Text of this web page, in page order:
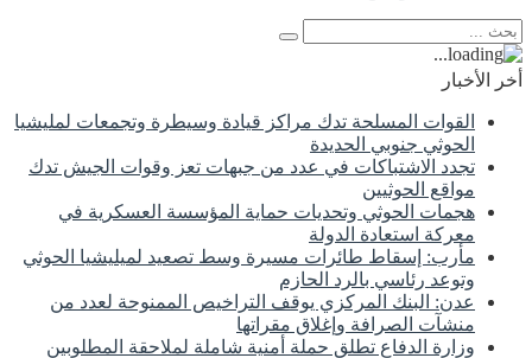
أخر الأخبار
القوات المسلحة تدك مراكز قيادة وسيطرة وتجمعات لمليشيا
الحوثي جنوبي الحديدة
تجدد الاشتباكات في عدد من جبهات تعز وقوات الجيش تدك
مواقع الحوثيين
هجمات الحوثي وتحديات حماية المؤسسة العسكرية في
معركة استعادة الدولة
مأرب: إسقاط طائرات مسيرة وسط تصعيد لميليشيا الحوثي
وتوعد رئاسي بالرد الحازم
عدن: البنك المركزي يوقف التراخيص الممنوحة لعدد من
منشآت الصرافة وإغلاق مقراتها
وزارة الدفاع تطلق حملة أمنية شاملة لملاحقة المطلوبين